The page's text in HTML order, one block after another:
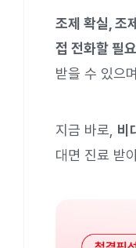
조제 확실, 조
접 전화할 필
받을 수 있으
지금 바로, 비
대면 진료 받